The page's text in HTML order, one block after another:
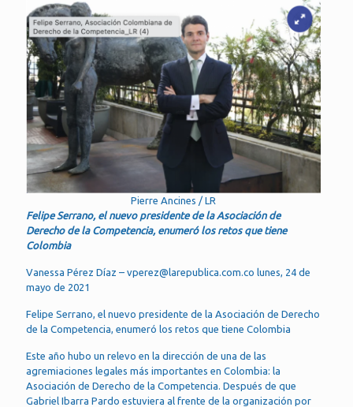
Pierre Ancines / LR
Felipe Serrano, el nuevo presidente de la Asociación de
Derecho de la Competencia, enumeró los retos que tiene
Colombia
Vanessa Pérez Díaz – vperez@larepublica.com.co lunes, 24 de
mayo de 2021
Felipe Serrano, el nuevo presidente de la Asociación de Derecho
de la Competencia, enumeró los retos que tiene Colombia
Este año hubo un relevo en la dirección de una de las
agremiaciones legales más importantes en Colombia: la
Asociación de Derecho de la Competencia. Después de que
Gabriel Ibarra Pardo estuviera al frente de la organización por